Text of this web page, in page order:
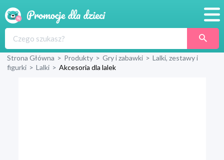
Produkty
Strona Główna > Produkty > Gry i zabawki > Lalki, zestawy i
figurki > Lalki > Akcesoria dla lalek